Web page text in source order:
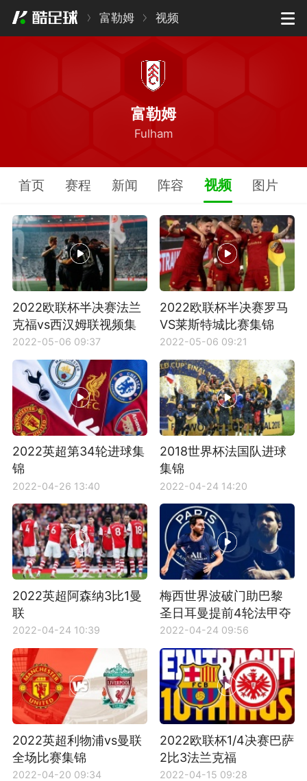
富勒姆 视频
富勒姆
Fulham
首页 赛程 新闻 阵容 视频 图片
2022欧联杯半决赛法兰
克福vs西汉姆联视频集
锦
2022-05-06 09:37
2022欧联杯半决赛罗马
VS莱斯特城比赛集锦
2022-05-06 09:21
2022英超第34轮进球集
锦
2022-04-26 13:40
2018世界杯法国队进球
集锦
2022-04-24 14:20
2022英超阿森纳3比1曼
联
2022-04-24 10:39
梅西世界波破门助巴黎
圣日耳曼提前4轮法甲夺
冠
2022-04-24 09:56
2022英超利物浦vs曼联
全场比赛集锦
2022-04-20 09:34
2022欧联杯1/4决赛巴萨
2比3法兰克福
2022-04-15 09:28